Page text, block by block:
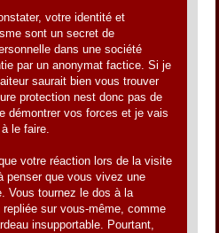
votre identité et
sont un secret de
dans une société
par un anonymat factice. Si je
saurait bien vous trouver
protection nest donc pas de
démontrer vos forces et je vais
le faire.
votre réaction lors de la visite
penser que vous vivez une
Vous tournez le dos à la
sur vous-même, comme
insupportable. Pourtant,